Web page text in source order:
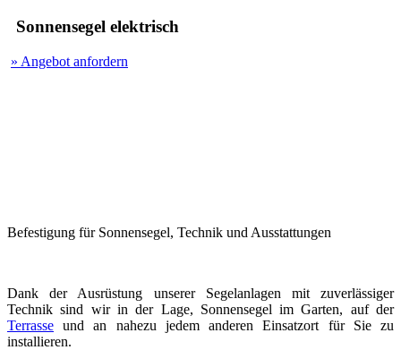
Sonnensegel elektrisch
» Angebot anfordern
Befestigung für Sonnensegel, Technik und Ausstattungen
Dank der Ausrüstung unserer Segelanlagen mit zuverlässiger
Technik sind wir in der Lage, Sonnensegel im Garten, auf der
Terrasse und an nahezu jedem anderen Einsatzort für Sie zu
installieren.